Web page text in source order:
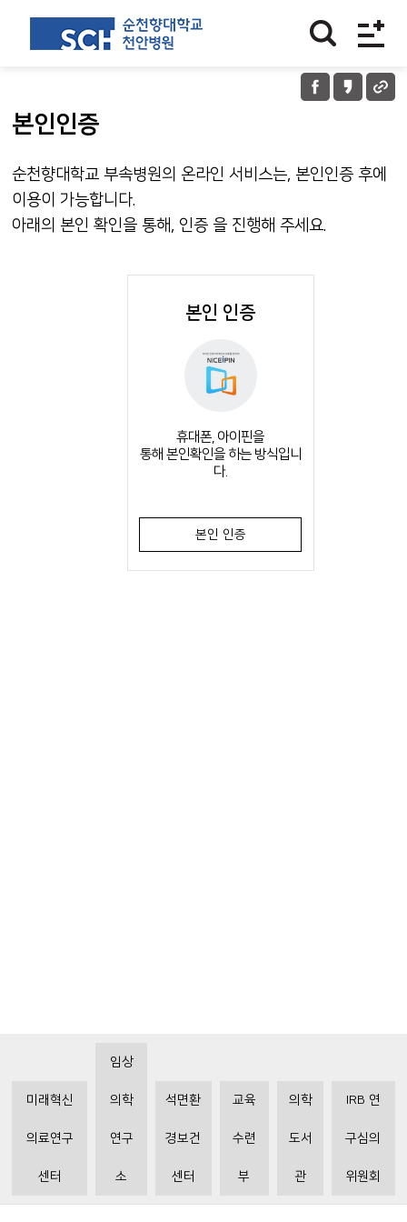
본인인증
순천향대학교 부속병원의 온라인 서비스는, 본인인증 후에
이용이 가능합니다.
아래의 본인 확인을 통해, 인증 을 진행해 주세요.
본인 인증
휴대폰, 아이핀을
통해 본인확인을 하는 방식입니
다.
본인 인증
미래혁신
의료연구
센터
임상
의학
연구
소
석면환
경보건
센터
교육
수련
부
의학
도서
관
IRB 연
구심의
위원회